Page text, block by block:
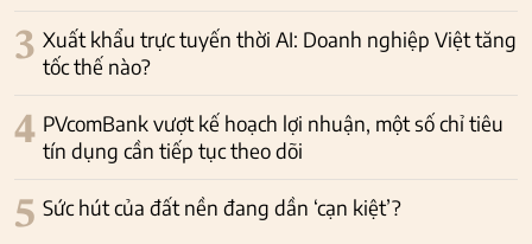
3 Xuất khẩu trực tuyến thời AI: Doanh nghiệp Việt tăng
tốc thế nào?
4 PVcomBank vượt kế hoạch lợi nhuận, một số chỉ tiêu
tín dụng cần tiếp tục theo dõi
5 Sức hút của đất nền đang dần ‘cạn kiệt’?